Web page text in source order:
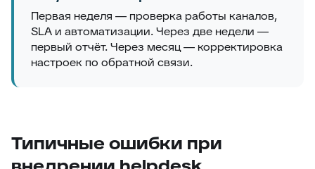
Первая неделя — проверка работы каналов,
SLA и автоматизации. Через две недели —
первый отчёт. Через месяц — корректировка
настроек по обратной связи.
Типичные ошибки при